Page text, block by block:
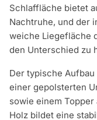
Schlaffläche bietet
Nachtruhe, und der
weiche Liegefläche
den Unterschied zu
Der typische
einer gepolsterten
sowie einem Topper
Holz bildet eine